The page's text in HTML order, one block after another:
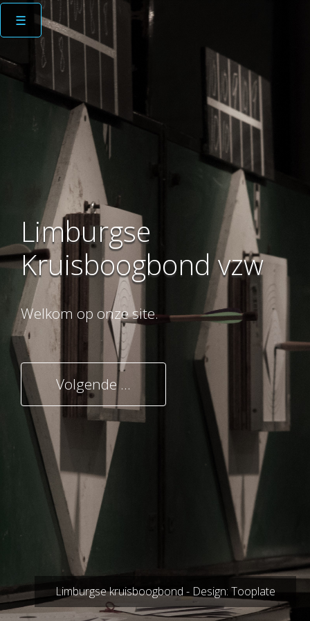
☰
Limburgse
Kruisboogbond vzw
Welkom op onze site.
Volgende ...
Limburgse kruisboogbond - Design: Tooplate